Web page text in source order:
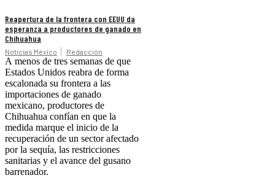
Reapertura de la frontera con EEUU da
esperanza a productores de ganado en
Chihuahua
Noticias México Redacción
A menos de tres semanas de que
Estados Unidos reabra de forma
escalonada su frontera a las
importaciones de ganado
mexicano, productores de
Chihuahua confían en que la
medida marque el inicio de la
recuperación de un sector afectado
por la sequía, las restricciones
sanitarias y el avance del gusano
barrenador.